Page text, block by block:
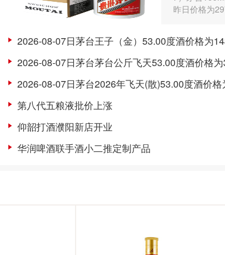
昨日价格为
2026-08-07日茅台王子（金）53.00度酒价格为
2026-08-07日茅台茅台公斤飞天53.00度酒价格
2026-08-07日茅台2026年飞天(散)53.00度酒价
第八代五粮液批价上涨
仰韶打酒濮阳新店开业
华润啤酒联手酒小二推定制产品